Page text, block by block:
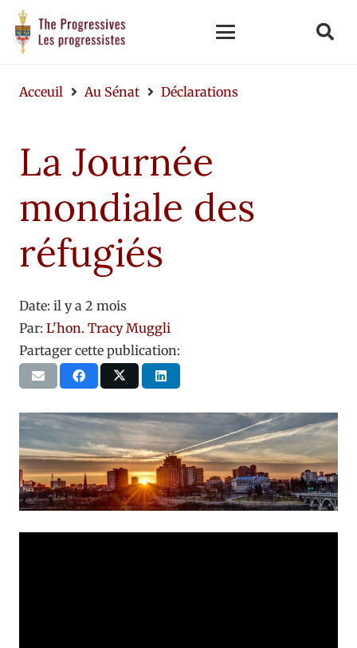
Acceuil Au Sénat Déclarations
La Journée
mondiale des
réfugiés
Date: il y a 2 mois
Par: L'hon. Tracy Muggli
Partager cette publication: